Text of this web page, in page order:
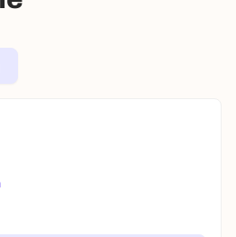
and get started
away
free Rausgegangen account.
FOR FREE NOW
an account?